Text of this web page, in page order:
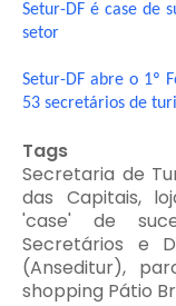
Setur-DF é case de
setor
Setur-DF abre o 1º
53 secretários de
Tags
Secretaria de
das Capitais,
'case' de
Secretários e
(Anseditur),
shopping Pátio